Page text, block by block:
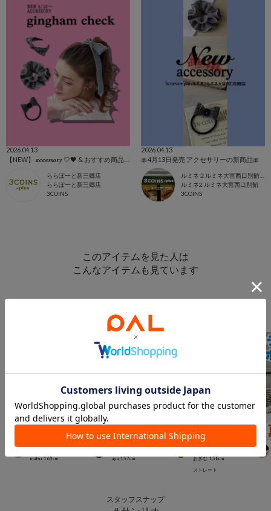
2026.04.13
ららぽーと新三郷店
ららぽーと新三郷店
3COINS
2026.04.13
🎀4月13日発売 アクセサリーの新商品🎀
ルミネ2 ルミネ大宮西口別館
3COINS
このアイテムを見た人は
こんなアイテムも見ています
＃3COINS
3COINS
matsu 163cm
3COINS
aya 157cm
3COINS
おぎむ 158cm
ストレート
スタッフスナップ